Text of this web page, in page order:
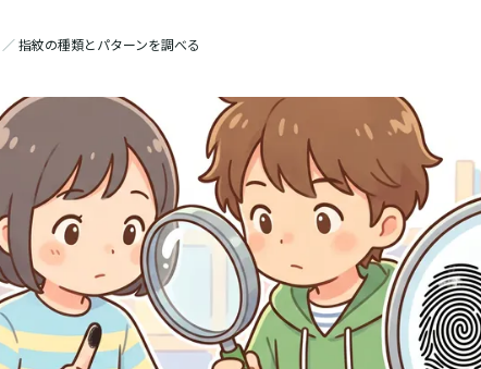
／指紋の種類とパターンを調べる